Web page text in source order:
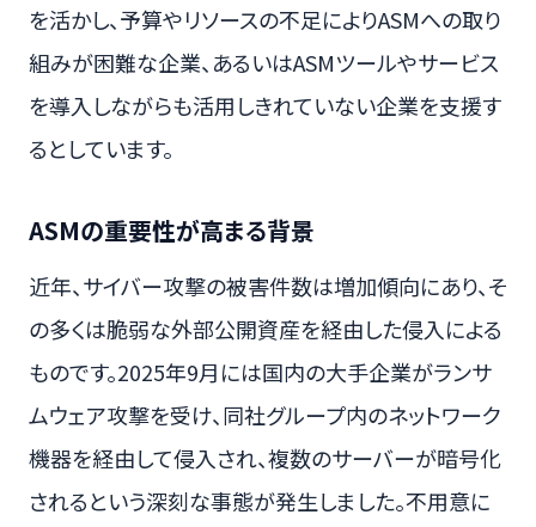
を活かし、予算やリソースの不足によりASMへの取り
組みが困難な企業、あるいはASMツールやサービス
を導入しながらも活用しきれていない企業を支援す
るとしています。
ASMの重要性が高まる背景
近年、サイバー攻撃の被害件数は増加傾向にあり、そ
の多くは脆弱な外部公開資産を経由した侵入による
ものです。2025年9月には国内の大手企業がランサ
ムウェア攻撃を受け、同社グループ内のネットワーク
機器を経由して侵入され、複数のサーバーが暗号化
されるという深刻な事態が発生しました。不用意に